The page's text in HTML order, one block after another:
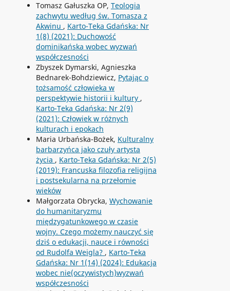
Tomasz Gałuszka OP, Teologia
zachwytu według św. Tomasza z
Akwinu , Karto-Teka Gdańska: Nr
1(8) (2021): Duchowość
dominikańska wobec wyzwań
współczesności
Zbyszek Dymarski, Agnieszka
Bednarek-Bohdziewicz, Pytając o
tożsamość człowieka w
perspektywie historii i kultury ,
Karto-Teka Gdańska: Nr 2(9)
(2021): Człowiek w różnych
kulturach i epokach
Maria Urbańska-Bożek, Kulturalny
barbarzyńca jako czuły artysta
życia , Karto-Teka Gdańska: Nr 2(5)
(2019): Francuska filozofia religijna
i postsekularna na przełomie
wieków
Małgorzata Obrycka, Wychowanie
do humanitaryzmu
międzygatunkowego w czasie
wojny. Czego możemy nauczyć się
dziś o edukacji, nauce i równości
od Rudolfa Weigla? , Karto-Teka
Gdańska: Nr 1(14) (2024): Edukacja
wobec nie(oczywistych)wyzwań
współczesności